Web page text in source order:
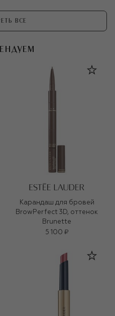
ВСЕ
Карандаш для бровей
BrowPerfect 3D, оттенок
Brunette
5 100 ₽